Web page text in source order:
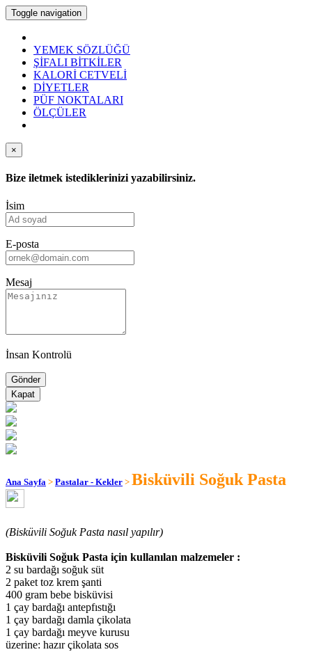
Toggle navigation
YEMEK SÖZLÜĞÜ
ŞİFALI BİTKİLER
KALORİ CETVELİ
DİYETLER
PÜF NOKTALARI
ÖLÇÜLER
×
Bize iletmek istediklerinizi yazabilirsiniz.
İsim
E-posta
Mesaj
İnsan Kontrolü
Kapat
Ana Sayfa > Pastalar - Kekler > Bisküvili Soğuk Pasta
(Bisküvili Soğuk Pasta nasıl yapılır)
Bisküvili Soğuk Pasta için kullanılan malzemeler :
2 su bardağı soğuk süt
2 paket toz krem şanti
400 gram bebe bisküvisi
1 çay bardağı antepfıstığı
1 çay bardağı damla çikolata
1 çay bardağı meyve kurusu
üzerine: hazır çikolata sos